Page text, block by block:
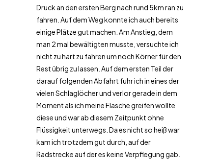
Druck an den ersten Berg nach rund 5km ran zu
fahren. Auf dem Weg konnte ich auch bereits
einige Plätze gut machen. Am Anstieg, dem
man 2 mal bewältigten musste, versuchte ich
nicht zu hart zu fahren um noch Körner für den
Rest übrig zu lassen. Auf dem ersten Teil der
darauf folgenden Abfahrt fuhr ich in eines der
vielen Schlaglöcher und verlor gerade in dem
Moment als ich meine Flasche greifen wollte
diese und war ab diesem Zeitpunkt ohne
Flüssigkeit unterwegs. Da es nicht so heiß war
kam ich trotzdem gut durch, auf der
Radstrecke auf der es keine Verpflegung gab.